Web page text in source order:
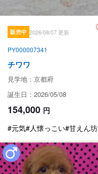
販売中 2026/08/07 更新
PY000007341
チワワ
見学地：京都府
誕生日：2026/05/08
154,000 円
#元気#人懐っこい#甘えん坊